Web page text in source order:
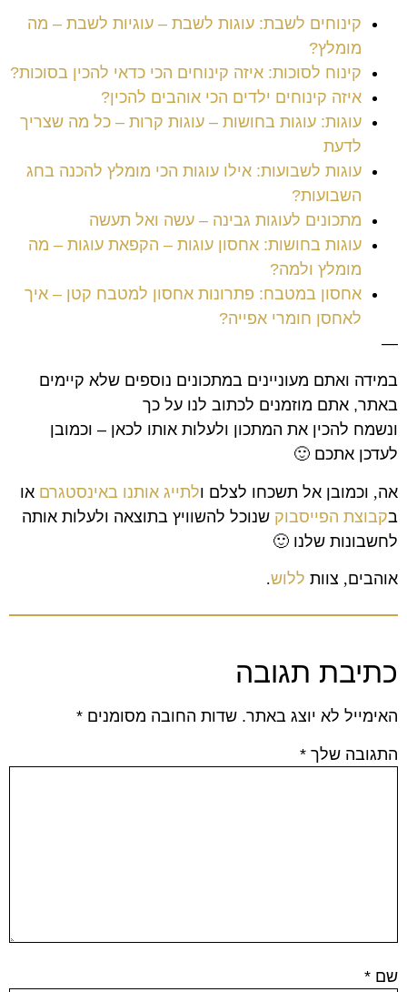
קינוחים לשבת: עוגות לשבת – עוגיות לשבת – מה
מומלץ?
קינוח לסוכות: איזה קינוחים הכי כדאי להכין בסוכות?
איזה קינוחים ילדים הכי אוהבים להכין?
עוגות: עוגות בחושות – עוגות קרות – כל מה שצריך
לדעת
עוגות לשבועות: אילו עוגות הכי מומלץ להכנה בחג
השבועות?
מתכונים לעוגות גבינה – עשה ואל תעשה
עוגות בחושות: אחסון עוגות – הקפאת עוגות – מה
מומלץ ולמה?
אחסון במטבח: פתרונות אחסון למטבח קטן – איך
לאחסן חומרי אפייה?
—
במידה ואתם מעוניינים במתכונים נוספים שלא קיימים
באתר, אתם מוזמנים לכתוב לנו על כך
ונשמח להכין את המתכון ולעלות אותו לכאן – וכמובן
לעדכן אתכם 🙂
אה, וכמובן אל תשכחו לצלם ולתייג אותנו באינסטגרם או
בקבוצת הפייסבוק שנוכל להשוויץ בתוצאה ולעלות אותה
לחשבונות שלנו 🙂
אוהבים, צוות ללוש.
כתיבת תגובה
האימייל לא יוצג באתר. שדות החובה מסומנים *
התגובה שלך *
שם *